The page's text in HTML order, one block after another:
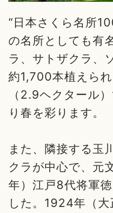
“日本さくら名所
の名所としても有
ラ、サトザクラ、
約1,700本植えられ
（2.9ヘクタール
り春を彩ります。
また、隣接する玉
クラが中心で、元
年）江戸8代将軍
した。1924年（